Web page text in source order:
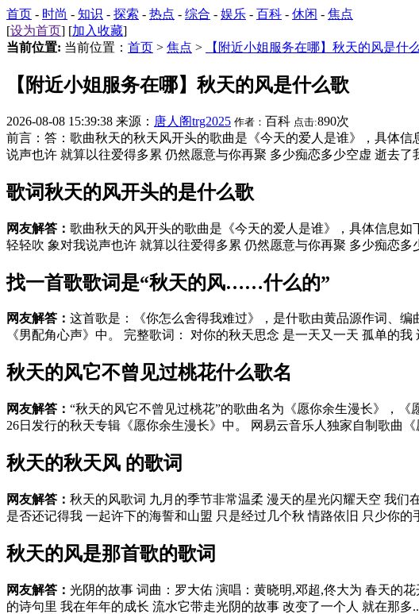
首页 - 时尚 - 知识 - 探索 - 热点 - 综合 - 娱乐 - 百科 - 休闲 - 焦点
[设为首页] [加入收藏]
当前位置: 当前位置： 首页 > 焦点 > 【附近小姐服务在哪】秋天的风是什
【附近小姐服务在哪】秋天的风是什么歌
2026-08-08 15:39:38 来源： 唐人阁trg2025 作者： 百科 点击:890次
前言：答：歌曲秋天的秋天风开头的歌曲是《今天的爱人是谁》，具体
说声也许 就算以往爱得多累 仍然愿意与你再聚 多少痴恋多少空虚 逝去了
歌词秋天的风开头的是什么歌
网友解答： 歌曲秋天的风开头的歌曲是《今天的爱人是谁》，具体信息如
轻轻吹 象对我说声也许 就算以往爱得多累 仍然愿意与你再聚 多少痴恋多
找一首歌歌词是“秋天的风……什么的”
网友解答： 这首歌是：《你怎么舍得我难过》，是什歌由黄品源作词、编
《男配角心声》中。 完整歌词： 对你的秋天思念 是一天又一天 孤单的
秋天的风它不曾见过桃花什么歌名
网友解答： “秋天的风它不曾见过桃花”的歌曲名为《愿你余生漫长》，
26日发行的秋天专辑《愿你余生漫长》中。 网易云音乐人独家自制歌曲
秋天的秋天风 的歌词
网友解答： 秋天的风歌词 九月的季节非常温柔 漫天的星光闪耀天空 我
是否还记得我 一起许下的海誓和山盟 只是经过几个秋 情路依旧 只少你的
秋天的风是那首歌的歌词
网友解答： 光阴的故事 词曲：罗大佑 演唱：黄晓明,邓超,佟大为 春天的
的诗句里 我在年年的成长 流水它带走光阴的故事 改变了一个人 就在那多